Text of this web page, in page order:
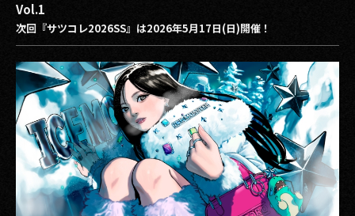
出版メディア
美少女図鑑
イベント
タテドラ
その他事業
RECRUIT
CONTACT
PRIVACY POLICY
Vol.1
次回『サツコレ2026SS』は2026年5月17日(日)開催！